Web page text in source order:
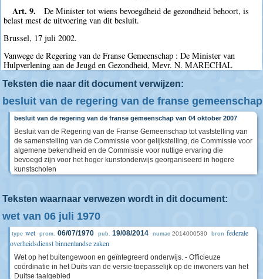
Art. 9.
De Minister tot wiens bevoegdheid de gezondheid behoort, is
belast mest de uitvoering van dit besluit.
Brussel, 17 juli 2002.
Vanwege de Regering van de Franse Gemeenschap : De Minister van
Hulpverlening aan de Jeugd en Gezondheid, Mevr. N. MARECHAL
Teksten die naar dit document verwijzen:
besluit van de regering van de franse gemeenschap
besluit van de regering van de franse gemeenschap van 04 oktober 2007
Besluit van de Regering van de Franse Gemeenschap tot vaststelling van
de samenstelling van de Commissie voor gelijkstelling, de Commissie voor
algemene bekendheid en de Commissie voor nuttige ervaring die
bevoegd zijn voor het hoger kunstonderwijs georganiseerd in hogere
kunstscholen
Teksten waarnaar verwezen wordt in dit document:
wet van 06 juli 1970
type wet prom. 06/07/1970 pub. 19/08/2014 numac 2014000530 bron federale
overheidsdienst binnenlandse zaken
Wet op het buitengewoon en geïntegreerd onderwijs. - Officieuze
coördinatie in het Duits van de versie toepasselijk op de inwoners van het
Duitse taalgebied